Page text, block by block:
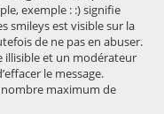
exemple : :) signifie
smileys est visible sur la
de ne pas en abuser.
illisible et un modérateur
le message.
maximum de